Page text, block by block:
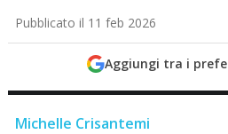
Pubblicato il 11 feb 2026
Aggiungi tra i
Michelle Crisantemi